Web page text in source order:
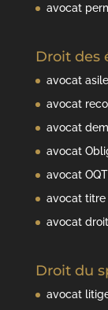
avocat
Droit des
avocat
avocat
avocat
avocat
avocat
avocat titre
avocat
Droit du
avocat